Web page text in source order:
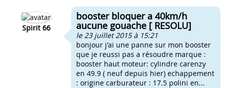
Spirit 66
booster bloquer a 40km/h
aucune gouache [ RESOLU]
le 23 juillet 2015 à 15:21
bonjour j'ai une panne sur mon booster
que je reussi pas a résoudre marque :
booster haut moteur: cylindre carenzy
en 49.9 ( neuf depuis hier) echappement
: origine carburateur : 17.5 polini en...